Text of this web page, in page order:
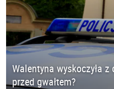
Walentyna wyskoczyła
przed gwałtem?